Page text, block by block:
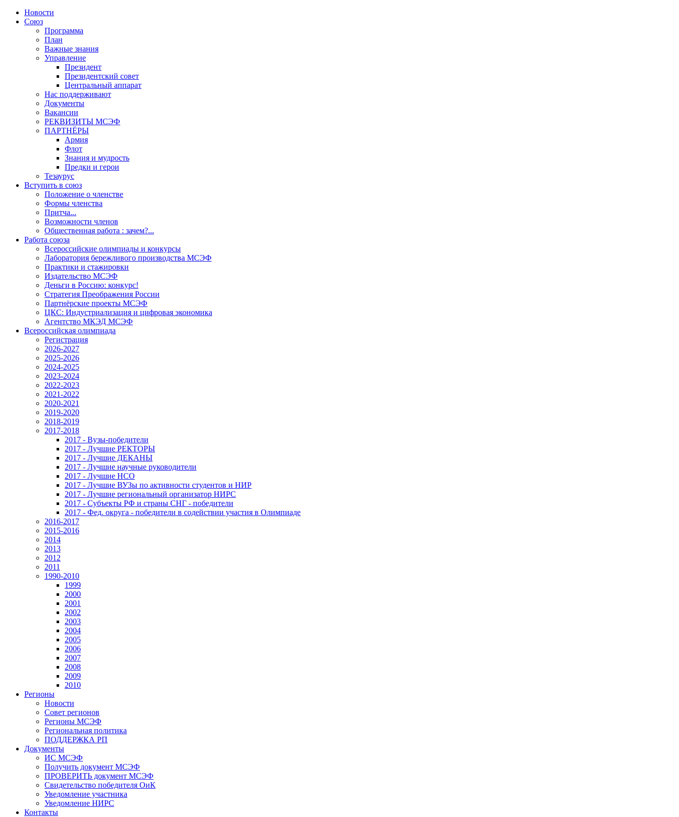
Новости
Союз
Программа
План
Важные знания
Управление
Президент
Президентский совет
Центральный аппарат
Нас поддерживают
Документы
Вакансии
РЕКВИЗИТЫ МСЭФ
ПАРТНЁРЫ
Армия
Флот
Знания и мудрость
Предки и герои
Тезаурус
Вступить в союз
Положение о членстве
Формы членства
Притча...
Возможности членов
Общественная работа : зачем?...
Работа союза
Всероссийские олимпиады и конкурсы
Лаборатория бережливого производства МСЭФ
Практики и стажировки
Издательство МСЭФ
Деньги в Россию: конкурс!
Стратегия Преображения России
Партнёрские проекты МСЭФ
ЦКС: Индустриализация и цифровая экономика
Агентство МКЭД МСЭФ
Всероссийская олимпиада
Регистрация
2026-2027
2025-2026
2024-2025
2023-2024
2022-2023
2021-2022
2020-2021
2019-2020
2018-2019
2017-2018
2017 - Вузы-победители
2017 - Лучшие РЕКТОРЫ
2017 - Лучшие ДЕКАНЫ
2017 - Лучшие научные руководители
2017 - Лучшие НСО
2017 - Лучшие ВУЗы по активности студентов и НИР
2017 - Лучшие региональный организатор НИРС
2017 - Субъекты РФ и страны СНГ - победители
2017 - Фед. округа - победители в содействии участия в Олимпиаде
2016-2017
2015-2016
2014
2013
2012
2011
1990-2010
1999
2000
2001
2002
2003
2004
2005
2006
2007
2008
2009
2010
Регионы
Новости
Совет регионов
Регионы МСЭФ
Региональная политика
ПОДДЕРЖКА РП
Документы
ИС МСЭФ
Получить документ МСЭФ
ПРОВЕРИТЬ документ МСЭФ
Свидетельство победителя ОиК
Уведомление участника
Уведомление НИРС
Контакты